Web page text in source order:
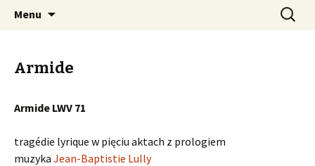
Menu Szukaj:
Armide
Armide LWV 71
tragédie lyrique w pięciu aktach z prologiem
muzyka Jean-Baptistie Lully